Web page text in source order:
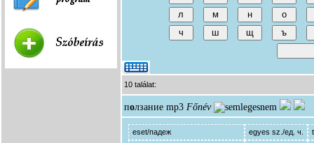
10 találat:
ползание mp3 Főnév
eset/падеж egyes sz./ед. ч.